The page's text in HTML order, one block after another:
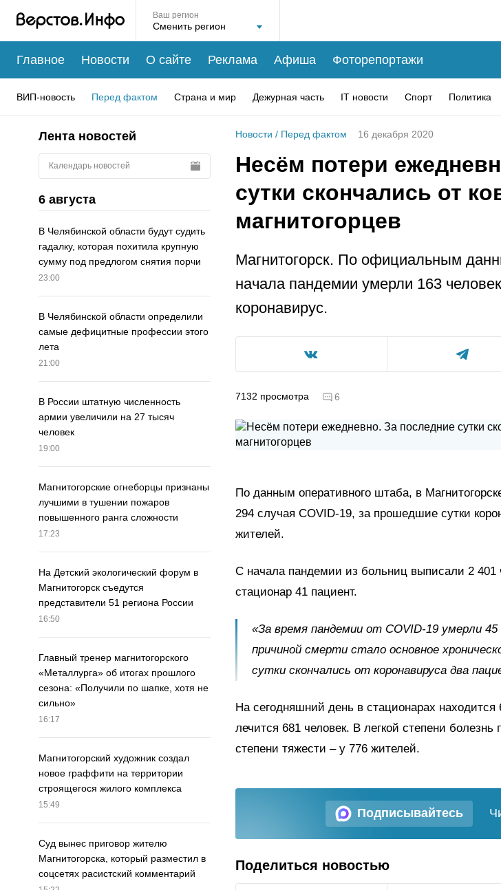
Ваш регион
Главное Новости О сайте Реклама Афиша Фоторепортажи
ВИП-новость Перед фактом Страна и мир Дежурная часть IT новости Спорт Политика
Лента новостей
Календарь новостей
6 августа
В Челябинской области будут судить
гадалку, которая похитила крупную
сумму под предлогом снятия порчи
23:00
В Челябинской области определили
самые дефицитные профессии этого
лета
21:00
В России штатную численность
армии увеличили на 27 тысяч
человек
19:00
Магнитогорские огнеборцы признаны
лучшими в тушении пожаров
повышенного ранга сложности
17:23
На Детский экологический форум в
Магнитогорск съедутся
представители 51 региона России
16:50
Главный тренер магнитогорского
«Металлурга» об итогах прошлого
сезона: «Получили по шапке, хотя не
сильно»
16:17
Магнитогорский художник создал
новое граффити на территории
строящегося жилого комплекса
15:49
Суд вынес приговор жителю
Магнитогорска, который разместил в
соцсетях расистский комментарий
Новости / Перед фактом 16 декабря 2020
Несём потери
сутки скончались от
магнитогорцев
Магнитогорск. По официальным
начала пандемии умерли 163
коронавирус.
7132 просмотра 6
По данным оперативного штаба, в
294 случая COVID-19, за прошедшие сутки
жителей.
С начала пандемии из больниц выписали 2 401
стационар 41 пациент.
«За время пандемии от COVID-19 умерли 45
причиной смерти стало основное
сутки скончались от коронавируса два
На сегодняшний день в стационарах
лечится 681 человек. В легкой степени болезнь
степени тяжести – у 776 жителей.
Подписывайтесь
Поделиться новостью